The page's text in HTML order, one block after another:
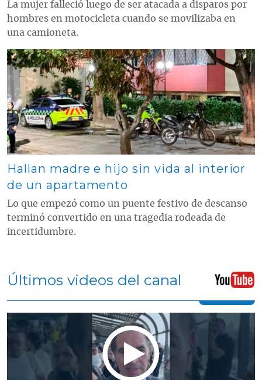
La mujer falleció luego de ser atacada a disparos por
hombres en motocicleta cuando se movilizaba en
una camioneta.
Contenido multimedia principal
Hallan madre e hijo sin vida al interior
de un apartamento
Lo que empezó como un puente festivo de descanso
terminó convertido en una tragedia rodeada de
incertidumbre.
Últimos videos del canal